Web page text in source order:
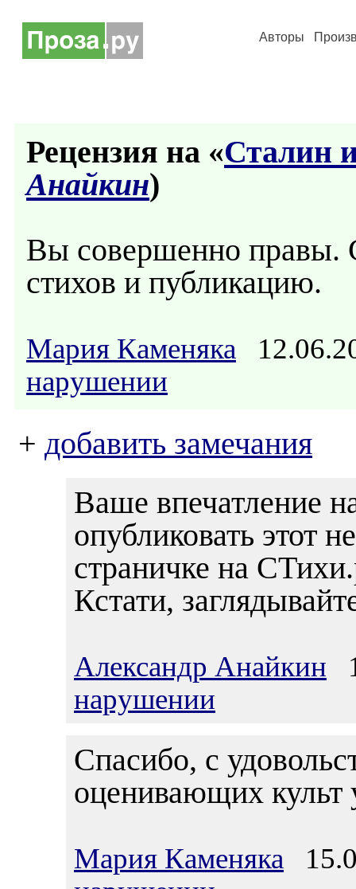
Авторы
Рецензия на «Сталин
Анайкин)
Вы совершенно правы.
стихов и публикацию.
Мария Каменяка
нарушении
+ добавить замечания
Ваше впечатление
опубликовать этот
страничке на
Кстати,
Александр Анайкин
нарушении
Спасибо, с
оценивающих культ
Мария Каменяка